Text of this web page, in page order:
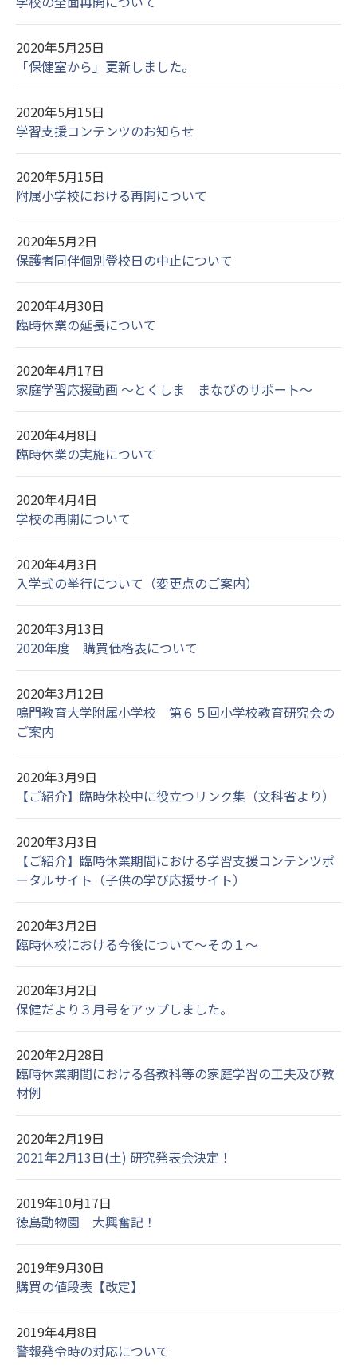
2020年5月25日
「保健室から」更新しました。
2020年5月15日
学習支援コンテンツのお知らせ
2020年5月15日
附属小学校における再開について
2020年5月2日
保護者同伴個別登校日の中止について
2020年4月30日
臨時休業の延長について
2020年4月17日
家庭学習応援動画 ～とくしま まなびのサポート～
2020年4月8日
臨時休業の実施について
2020年4月4日
学校の再開について
2020年4月3日
入学式の挙行について（変更点のご案内）
2020年3月13日
2020年度 購買価格表について
2020年3月12日
鳴門教育大学附属小学校 第６５回小学校教育研究会の
ご案内
2020年3月9日
【ご紹介】臨時休校中に役立つリンク集（文科省より）
2020年3月3日
【ご紹介】臨時休業期間における学習支援コンテンツポ
ータルサイト（子供の学び応援サイト）
2020年3月2日
臨時休校における今後について～その１～
2020年3月2日
保健だより３月号をアップしました。
2020年2月28日
臨時休業期間における各教科等の家庭学習の工夫及び教
材例
2020年2月19日
2021年2月13日(土) 研究発表会決定！
2019年10月17日
徳島動物園 大興奮記！
2019年9月30日
購買の値段表【改定】
2019年4月8日
警報発令時の対応について